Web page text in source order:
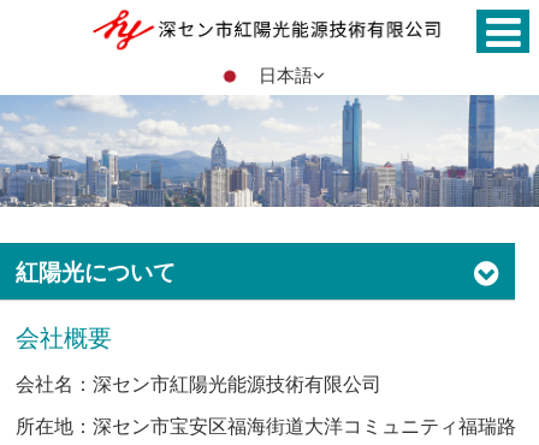
日本語
紅陽光について
会社概要
会社名：深セン市紅陽光能源技術有限公司
所在地：深セン市宝安区福海街道大洋コミュニティ福瑞路